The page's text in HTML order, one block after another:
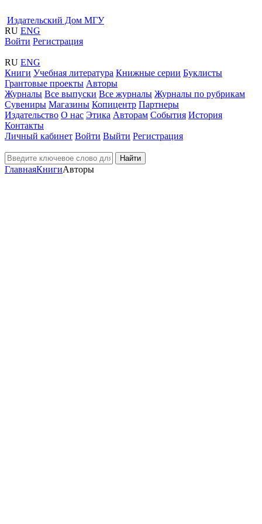
Издательский Дом МГУ
RU ENG
Войти Регистрация
RU ENG
Книги Учебная литература Книжные серии Буклисты
Грантовые проекты Авторы
Журналы Все выпуски Все журналы Журналы по рубрикам
Сувениры Магазины Копицентр Партнеры
Издательство О нас Этика Авторам События История
Контакты
Личный кабинет Войти Выйти Регистрация
Найти
ГлавнаяКнигиАвторы